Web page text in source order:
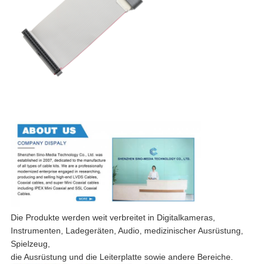
Die Produkte werden weit verbreitet in Digitalkameras,
Instrumenten, Ladegeräten, Audio, medizinischer Ausrüstung,
Spielzeug,
die Ausrüstung und die Leiterplatte sowie andere Bereiche.